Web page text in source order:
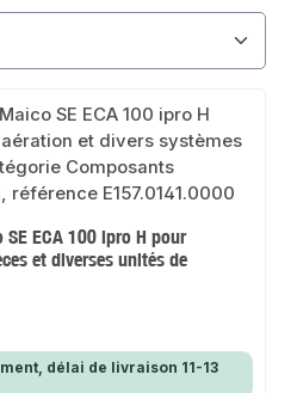
ECA 100 ipro H pour
et diverses unités de
délai de livraison 11-13